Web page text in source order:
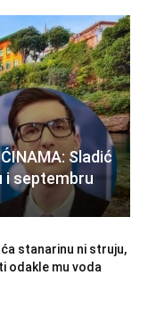
Sladić
i septembru
stanarinu ni struju,
odakle mu voda